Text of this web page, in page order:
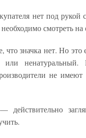
нет под рукой
смотреть
что значка нет. Но это
или ненатуральный.
не
действительно